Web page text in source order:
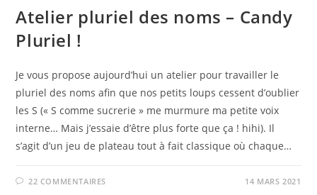
Atelier pluriel des noms – Candy
Pluriel !
Je vous propose aujourd’hui un atelier pour travailler le
pluriel des noms afin que nos petits loups cessent d’oublier
les S (« S comme sucrerie » me murmure ma petite voix
interne… Mais j’essaie d’être plus forte que ça ! hihi). Il
s’agit d’un jeu de plateau tout à fait classique où chaque…
22 COMMENTAIRES 14 MARS 2021